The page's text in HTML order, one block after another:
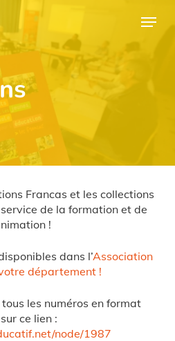
Menu
Francas et les collections
de la formation et de
!
dans l’Association
département !
les numéros en format
ce lien :
node/1987